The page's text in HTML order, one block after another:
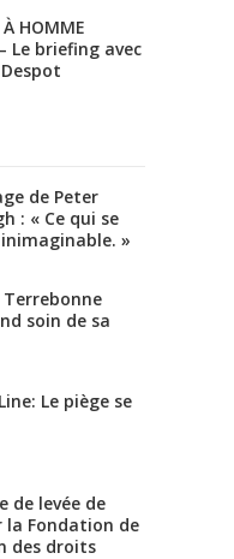
À HOMME
Le briefing avec
de Peter
: « Ce qui se
»
Terrebonne
soin de sa
Le piège se
de levée de
la Fondation de
des droits